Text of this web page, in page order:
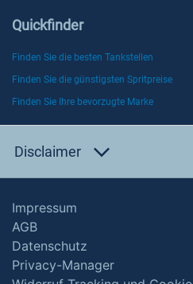
Quickfinder
Finden Sie die besten Tankstellen
Finden Sie die günstigsten Spritpreise
Finden Sie Ihre bevorzugte Marke
Disclaimer
Impressum
AGB
Datenschutz
Privacy-Manager